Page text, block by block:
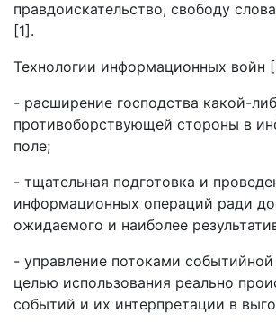
правдоискательство, свободу
[1].
Технологии информационных войн
- расширение господства какой-
противоборствующей стороны в
поле;
- тщательная подготовка и
информационных операций ради
ожидаемого и наиболее
- управление потоками
целью использования реально
событий и их интерпретации в